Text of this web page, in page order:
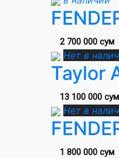
2 700 000 сум
Нет в
Taylor
13 100 000 сум
Нет в
1 800 000 сум